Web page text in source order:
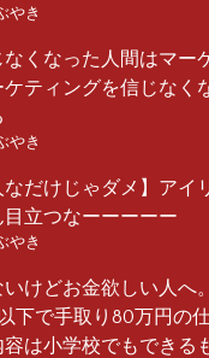
やき
くなった人間はマー
ティングを信じなく
やき
なだけじゃダメ】アイ
目立つなーーーーー
やき
けどお金欲しい人へ
下で手取り80万円の
は小学校でもできる